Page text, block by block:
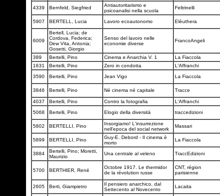
4339 Bernfeld, Siegfried
Antiautoritarismo e
psicoanalisi nella scuola
Feltrinelli
5907 BERTELL, Lucia Lavoro ecoautonomo Elèuthera
6009
Bertell, Lucia; de
Cordova, Federica;
Dew Vita, Antonia;
Gosetti, Giorgio
Senso del lavoro nelle
economie diverse
FrancoAngeli
389 Bertelli, Pino Cinema e Anarchia V. 1
La Fiaccola
1631
Bertelli, Pino Zero in condotta
L'Affranchi
3590
Bertelli, Pino Jean Vigo La Fiaccola
3846 Bertelli, Pino Né cinema né capitale Tracce
4037 Bertelli, Pino Contro la fotografia
L'Affranchi
5068
Bertelli, Pino Elogio della diversità traccedizioni
5802 BERTELLI, Pino
Insorgiamo! L'insurrezione
nell'epoca del social network
Massari
5899 BERTELLI, Pino
Guy-E. Debord - Il cinema è
morto
La Fiaccola
3884
Bertelli, Pino; Moretti,
Maurizio
Una centrale al veleno TraccEdizioni
5700 BERTHIER, René
Octobre 1917. Le thermidor
de la révolution russe
CNT, région
parisienne
2605 Berti, Giampietro
Il pensiero anarchico, dal
Settecento al Novecento
Lacaita